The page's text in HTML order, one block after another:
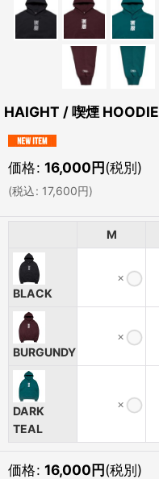
HAIGHT / 喫煙 HOODIE
価格: 16,000円(税別)
(税込: 17,600円)
M
BLACK
×
BURGUNDY
×
DARK
TEAL
×
価格: 16,000円(税別)